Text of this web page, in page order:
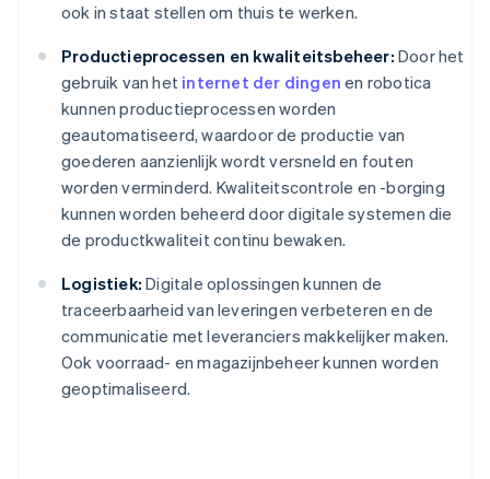
ook in staat stellen om thuis te werken.
Productieprocessen en kwaliteitsbeheer: Door het
gebruik van het internet der dingen en robotica
kunnen productieprocessen worden
geautomatiseerd, waardoor de productie van
goederen aanzienlijk wordt versneld en fouten
worden verminderd. Kwaliteitscontrole en -borging
kunnen worden beheerd door digitale systemen die
de productkwaliteit continu bewaken.
Logistiek: Digitale oplossingen kunnen de
traceerbaarheid van leveringen verbeteren en de
communicatie met leveranciers makkelijker maken.
Ook voorraad- en magazijnbeheer kunnen worden
geoptimaliseerd.